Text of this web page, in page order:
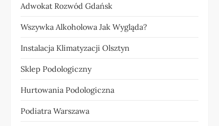
Adwokat Rozwód Gdańsk
Wszywka Alkoholowa Jak Wygląda?
Instalacja Klimatyzacji Olsztyn
Sklep Podologiczny
Hurtowania Podologiczna
Podiatra Warszawa